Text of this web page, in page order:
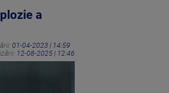
a
01-04-2023 | 14:59
12-08-2025 | 12:46